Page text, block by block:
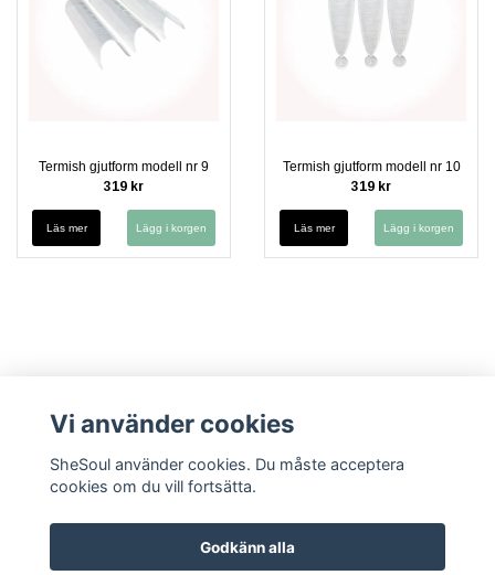
Termish gjutform modell nr 9
319 kr
Läs mer
Termish gjutform modell nr 10
319 kr
Läs mer
Kontakt Köpvillkor Cookies Integritetspolicy (GDPR)
Vi använder cookies
SheSoul använder cookies. Du måste acceptera
cookies om du vill fortsätta.
Godkänn alla